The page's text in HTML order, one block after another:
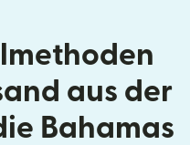
aus der
Bahamas